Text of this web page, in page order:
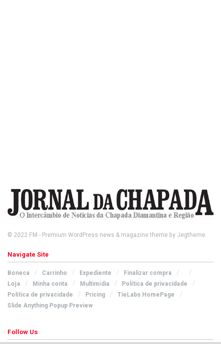
© 2022 FM - Premium WordPress news & magazine theme by Jegtheme.
Navigate Site
Boneca Carrinho Expediente
Finalizar compra
Loja
Minha conta Multimídia
Política de privacidade
Política de privacidade
Pricing
TieLabs HomePage
Slide Anything Popup Preview
Follow Us